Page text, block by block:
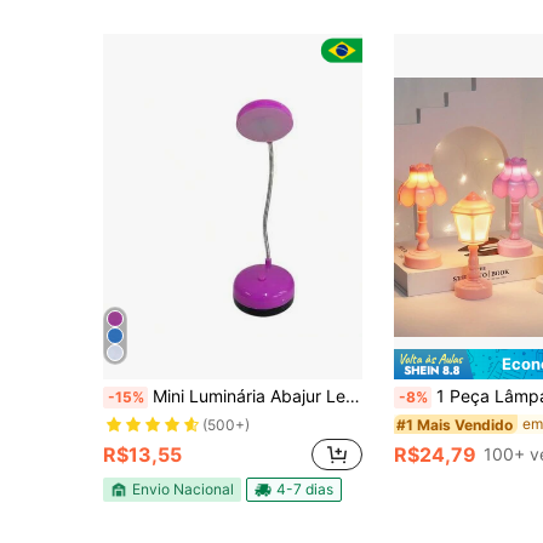
-15% Mini Luminária Abajur Led PEQUENO
(500+)
R$13,55
Envio Nacional 4-7 dias
-8% 1 Peça Lâmpada Eletrônica de Vela LED, Luz de Decoração Minimalista, Luminária de Mesa Pequena em Rosa/Roxo/Branco, Decoração de Mesa
#1 Mais Vendido
R$24,79 100+